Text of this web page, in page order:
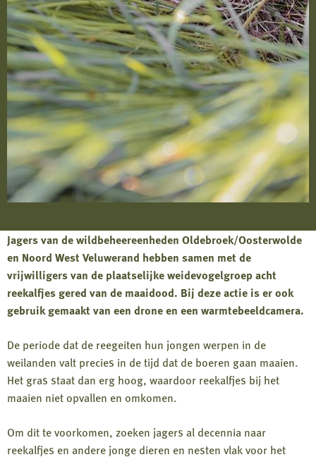
Jagers van de wildbeheereenheden Oldebroek/Oosterwolde
en Noord West Veluwerand hebben samen met de
vrijwilligers van de plaatselijke weidevogelgroep acht
reekalfjes gered van de maaidood. Bij deze actie is er ook
gebruik gemaakt van een drone en een warmtebeeldcamera.
De periode dat de reegeiten hun jongen werpen in de
weilanden valt precies in de tijd dat de boeren gaan maaien.
Het gras staat dan erg hoog, waardoor reekalfjes bij het
maaien niet opvallen en omkomen.
Om dit te voorkomen, zoeken jagers al decennia naar
reekalfjes en andere jonge dieren en nesten vlak voor het